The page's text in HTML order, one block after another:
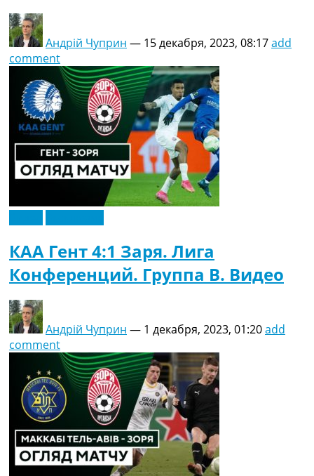
Андрій Чуприн — 15 декабря, 2023, 08:17add
comment
КАА Гент 4:1 Заря. Лига
Конференций. Группа B. Видео
Андрій Чуприн — 1 декабря, 2023, 01:20add
comment